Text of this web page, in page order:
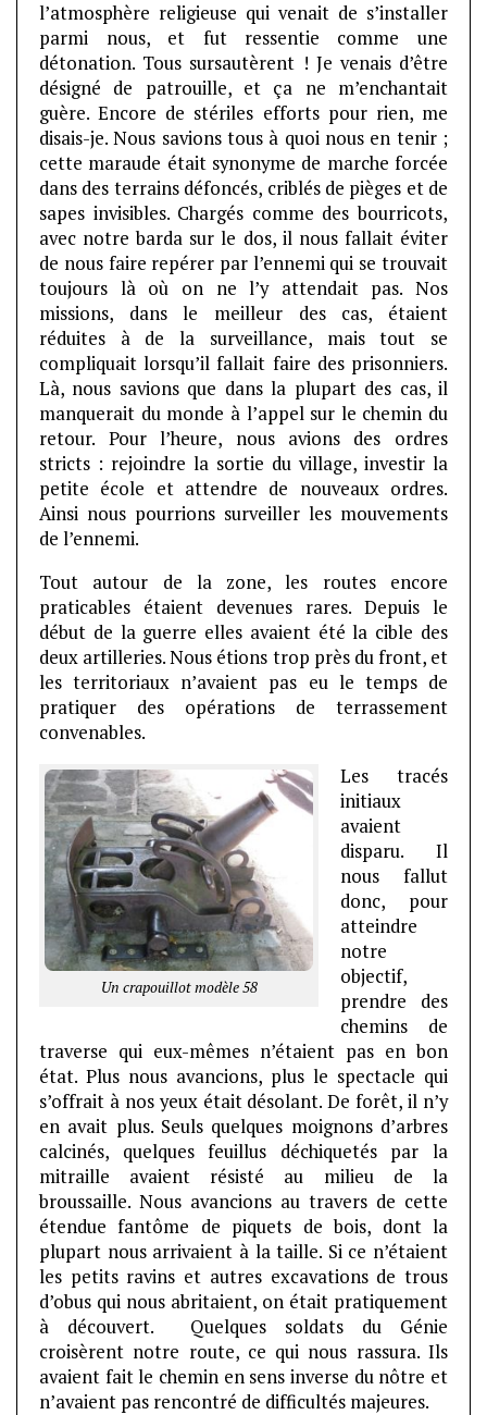
l’atmosphère religieuse qui venait de s’installer
parmi nous, et fut ressentie comme une
détonation. Tous sursautèrent ! Je venais d’être
désigné de patrouille, et ça ne m’enchantait
guère. Encore de stériles efforts pour rien, me
disais-je. Nous savions tous à quoi nous en tenir ;
cette maraude était synonyme de marche forcée
dans des terrains défoncés, criblés de pièges et de
sapes invisibles. Chargés comme des bourricots,
avec notre barda sur le dos, il nous fallait éviter
de nous faire repérer par l’ennemi qui se trouvait
toujours là où on ne l’y attendait pas. Nos
missions, dans le meilleur des cas, étaient
réduites à de la surveillance, mais tout se
compliquait lorsqu’il fallait faire des prisonniers.
Là, nous savions que dans la plupart des cas, il
manquerait du monde à l’appel sur le chemin du
retour. Pour l’heure, nous avions des ordres
stricts : rejoindre la sortie du village, investir la
petite école et attendre de nouveaux ordres.
Ainsi nous pourrions surveiller les mouvements
de l’ennemi.
Tout autour de la zone, les routes encore
praticables étaient devenues rares. Depuis le
début de la guerre elles avaient été la cible des
deux artilleries. Nous étions trop près du front, et
lesterritoriaux n’avaient pas eu le temps de
pratiquer des opérations de terrassement
convenables.
Un crapouillot modèle 58
Les tracés
initiaux
avaient
disparu. Il
nous fallut
donc, pour
atteindre
notre
objectif,
prendre des
chemins de
traverse qui eux-mêmes n’étaient pas en bon
état. Plus nous avancions, plus le spectacle qui
s’offrait à nos yeux était désolant. De forêt, il n’y
en avait plus. Seuls quelques moignons d’arbres
calcinés, quelques feuillus déchiquetés par la
mitraille avaient résisté au milieu de la
broussaille. Nous avancions au travers de cette
étendue fantôme de piquets de bois, dont la
plupart nous arrivaient à la taille. Si ce n’étaient
les petits ravins et autres excavations de trous
d’obus qui nous abritaient, on était pratiquement
à découvert. Quelques soldats du Génie
croisèrent notre route, ce qui nous rassura. Ils
avaient fait le chemin en sens inverse du nôtre et
n’avaient pas rencontré de difficultés majeures.